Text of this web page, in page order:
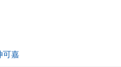
可嘉